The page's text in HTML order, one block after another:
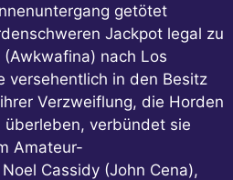
getötet
Jackpot legal zu
nach Los
versehentlich in den Besitz
Verzweiflung, die Horden
verbündet sie
Amateur-
Cassidy (John Cena),